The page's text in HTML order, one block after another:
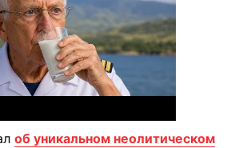
об уникальном неолитическом